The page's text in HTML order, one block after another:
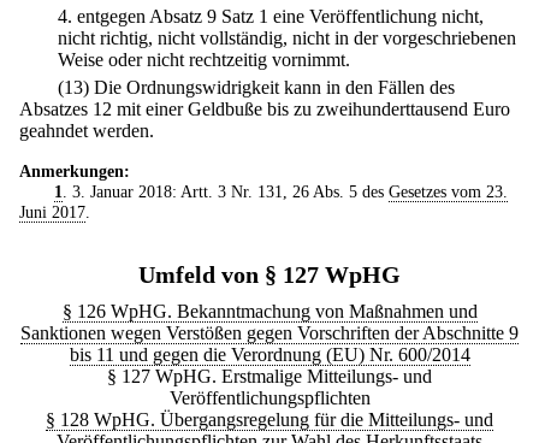
4. entgegen Absatz 9 Satz 1 eine Veröffentlichung nicht,
nicht richtig, nicht vollständig, nicht in der vorgeschriebenen
Weise oder nicht rechtzeitig vornimmt.
(13) Die Ordnungswidrigkeit kann in den Fällen des
Absatzes 12 mit einer Geldbuße bis zu zweihunderttausend Euro
geahndet werden.
Anmerkungen:
1. 3. Januar 2018: Artt. 3 Nr. 131, 26 Abs. 5 des Gesetzes vom 23.
Juni 2017.
Umfeld von § 127 WpHG
§ 126 WpHG. Bekanntmachung von Maßnahmen und
Sanktionen wegen Verstößen gegen Vorschriften der Abschnitte 9
bis 11 und gegen die Verordnung (EU) Nr. 600/2014
§ 127 WpHG. Erstmalige Mitteilungs- und
Veröffentlichungspflichten
§ 128 WpHG. Übergangsregelung für die Mitteilungs- und